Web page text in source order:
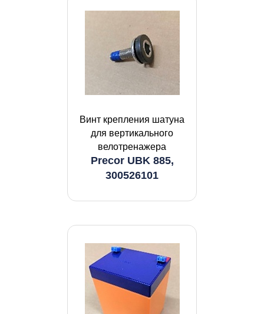
Винт крепления шатуна
для вертикального
велотренажера
Precor UBK 885,
300526101